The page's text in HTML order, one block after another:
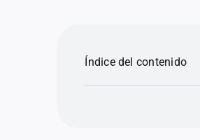
Índice del contenido